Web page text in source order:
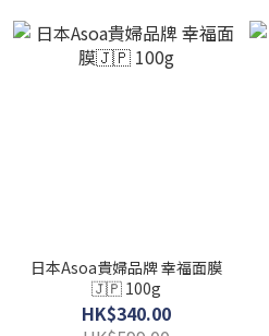
日本Asoa貴婦品牌 幸福面膜
🇯🇵 100g
HK$340.00